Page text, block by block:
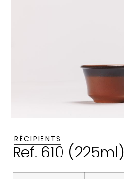
RÉCIPIENTS
Ref. 610 (225ml)